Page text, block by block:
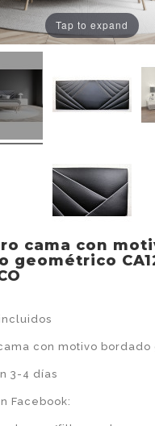
Tap to expand
cama con
geométrico
con motivo
3-4 días
Facebook: